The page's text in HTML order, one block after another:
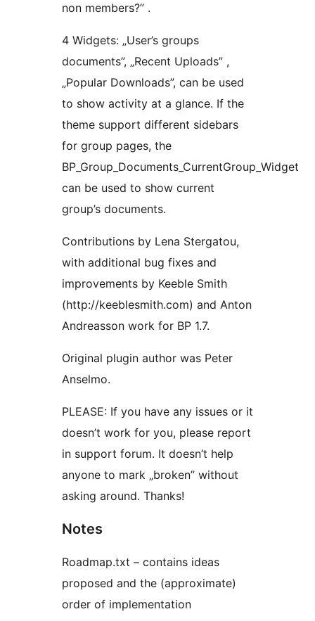
non members?” .
4 Widgets: „User’s groups
documents”, „Recent Uploads” ,
„Popular Downloads”, can be used
to show activity at a glance. If the
theme support different sidebars
for group pages, the
BP_Group_Documents_CurrentGroup_Widget
can be used to show current
group’s documents.
Contributions by Lena Stergatou,
with additional bug fixes and
improvements by Keeble Smith
(http://keeblesmith.com) and Anton
Andreasson work for BP 1.7.
Original plugin author was Peter
Anselmo.
PLEASE: If you have any issues or it
doesn’t work for you, please report
in support forum. It doesn’t help
anyone to mark „broken” without
asking around. Thanks!
Notes
Roadmap.txt – contains ideas
proposed and the (approximate)
order of implementation